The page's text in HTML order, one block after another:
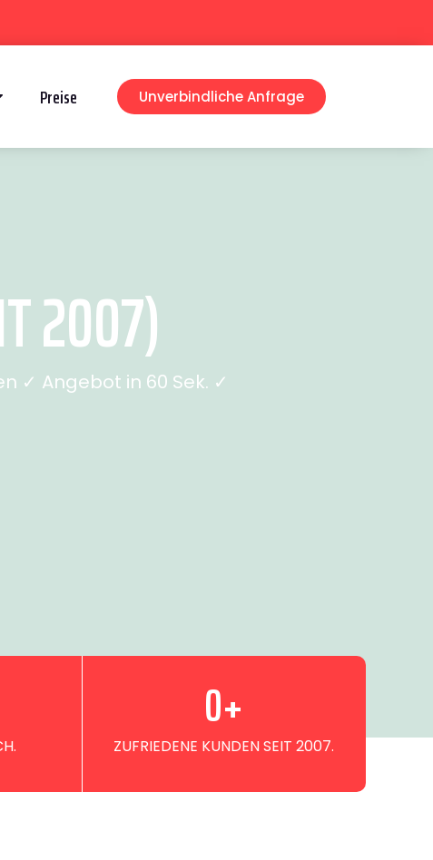
Preise Unverbindliche Anfrage
2007)
✓ Angebot in 60 Sek. ✓
ZUFRIEDENE KUNDEN SEIT 2007.
0+